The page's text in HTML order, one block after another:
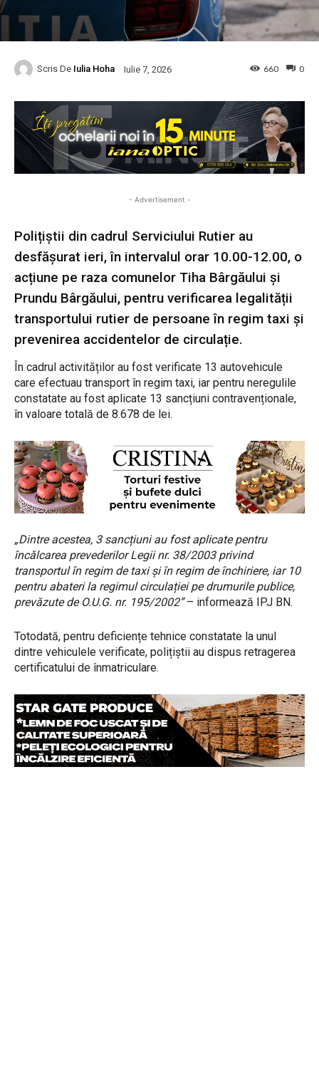
Scris De Iulia Hoha Iulie 7, 2026 0
660
- Advertisement -
Polițiștii din cadrul Serviciului Rutier au
desfășurat ieri, în intervalul orar 10.00-12.00, o
acțiune pe raza comunelor Tiha Bârgăului și
Prundu Bârgăului, pentru verificarea legalității
transportului rutier de persoane în regim taxi și
prevenirea accidentelor de circulație.
În cadrul activităților au fost verificate 13 autovehicule
care efectuau transport în regim taxi, iar pentru neregulile
constatate au fost aplicate 13 sancțiuni contravenționale,
în valoare totală de 8.678 de lei.
„Dintre acestea, 3 sancțiuni au fost aplicate pentru
încălcarea prevederilor Legii nr. 38/2003 privind
transportul în regim de taxi și în regim de închiriere, iar 10
pentru abateri la regimul circulației pe drumurile publice,
prevăzute de O.U.G. nr. 195/2002”– informează IPJ BN.
Totodată, pentru deficiențe tehnice constatate la unul
dintre vehiculele verificate, polițiștii au dispus retragerea
certificatului de înmatriculare.